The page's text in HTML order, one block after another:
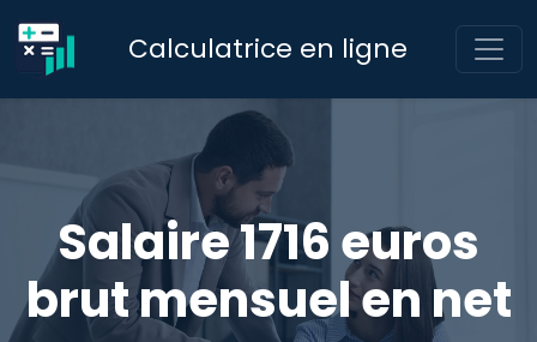
Calculatrice en ligne
Salaire 1716 euros
brut mensuel en net